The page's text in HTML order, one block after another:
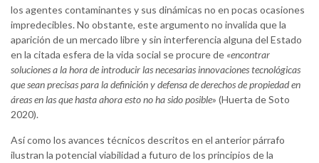
los agentes contaminantes y sus dinámicas no en pocas ocasiones
impredecibles. No obstante, este argumento no invalida que la
aparición de un mercado libre y sin interferencia alguna del Estado
en la citada esfera de la vida social se procure de «encontrar
soluciones a la hora de introducir las necesarias innovaciones tecnológicas
que sean precisas para la definición y defensa de derechos de propiedad en
áreas en las que hasta ahora esto no ha sido posible» (Huerta de Soto
2020).
Así como los avances técnicos descritos en el anterior párrafo
ilustran la potencial viabilidad a futuro de los principios de la